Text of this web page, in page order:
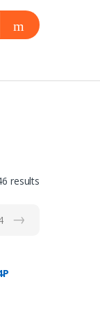
results
→